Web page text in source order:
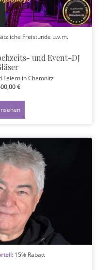
Freistunde u.v.m.
und Event-DJ
Feiern in Chemnitz
€
15% Rabatt